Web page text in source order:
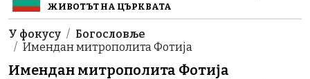
ЖИВОТЪТ НА ЦЪРКВАТА
Breadcrumb
У фокусу
Богословље
Имендан митрополита Фотија
Имендан митрополита Фотија